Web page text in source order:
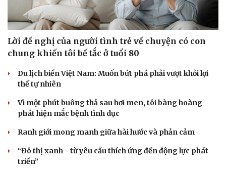
Lời đề nghị của người tình trẻ về chuyện có con
chung khiến tôi bế tắc ở tuổi 80
Du lịch biển Việt Nam: Muốn bứt phá phải vượt khỏi lợi
thế tự nhiên
Vì một phút buông thả sau hơi men, tôi bàng hoàng
phát hiện mắc bệnh tình dục
Ranh giới mong manh giữa hài hước và phản cảm
“Đô thị xanh - từ yêu cầu thích ứng đến động lực phát
triển”